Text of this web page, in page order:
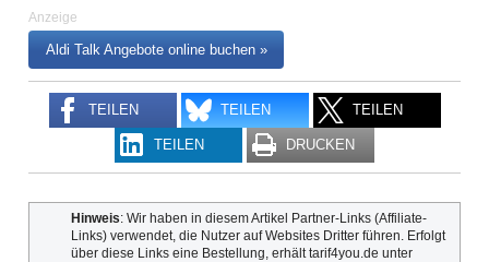
Anzeige
Aldi Talk Angebote online buchen »
TEILEN TEILEN TEILEN
TEILEN DRUCKEN
Hinweis: Wir haben in diesem Artikel Partner-Links (Affiliate-
Links) verwendet, die Nutzer auf Websites Dritter führen. Erfolgt
über diese Links eine Bestellung, erhält tarif4you.de unter